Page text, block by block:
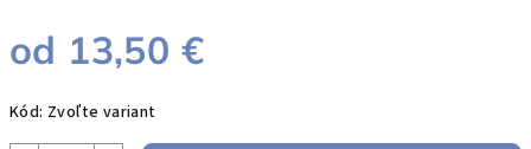
od 13,50 €
cena:
Kód: Zvoľte variant